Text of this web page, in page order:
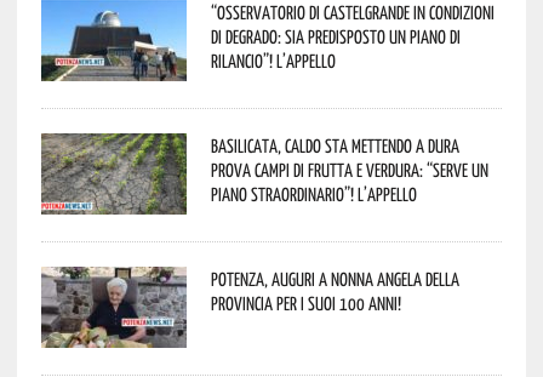
“Osservatorio di Castelgrande in condizioni
di degrado: sia predisposto un piano di
rilancio”! L’appello
Basilicata, caldo sta mettendo a dura
prova campi di frutta e verdura: “Serve un
piano straordinario”! L’appello
Potenza, auguri a nonna Angela della
provincia per i suoi 100 anni!